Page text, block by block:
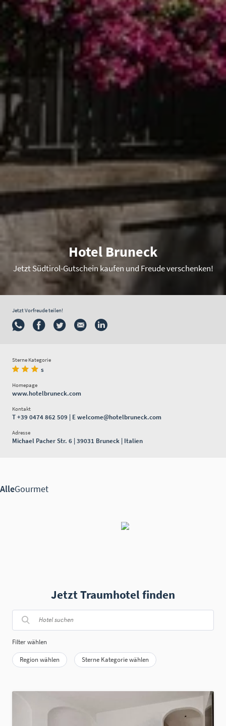
Hotel Bruneck
Jetzt Südtirol-Gutschein kaufen und Freude verschenken!
Jetzt Vorfreude teilen!
Sterne Kategorie
s
Homepage
www.hotelbruneck.com
Kontakt
T+39 0474 862 509 | Ewelcome@hotelbruneck.com
Adresse
Michael Pacher Str. 6 | 39031 Bruneck | Italien
Jetzt Traumhotel finden
Filter wählen
Region wählen Sterne Kategorie wählen